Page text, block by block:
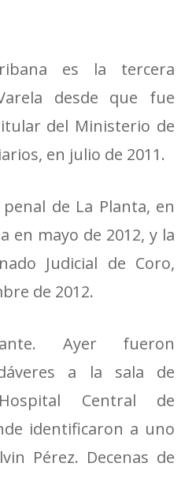
es la tercera
desde que fue
del Ministerio de
en julio de 2011.
de La Planta, en
en mayo de 2012, y la
Judicial de Coro,
de 2012.
Ayer fueron
a la sala de
Central de
identificaron a uno
Pérez. Decenas de